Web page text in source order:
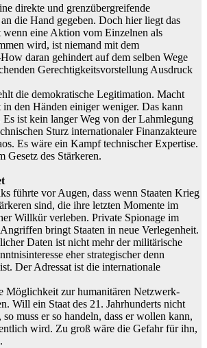
direkte und grenzübergreifende
die Hand gegeben. Doch hier liegt das
wenn eine Aktion vom Einzelnen als
wird, ist niemand mit dem
daran gehindert auf dem selben Wege
Gerechtigkeitsvorstellung Ausdruck
die demokratische Legitimation. Macht
in den Händen einiger weniger. Das kann
ist kein langer Weg von der Lahmlegung
Sturz internationaler Finanzakteure
Es wäre ein Kampf technischer Expertise.
Gesetz des Stärkeren.
führte vor Augen, dass wenn Staaten Krieg
sind, die ihre letzten Momente im
Willkür verleben. Private Spionage im
bringt Staaten in neue Verlegenheit.
Daten ist nicht mehr der militärische
eher strategischer denn
Der Adressat ist die internationale
Möglichkeit zur humanitären Netzwerk-
Will ein Staat des 21. Jahrhunderts nicht
muss er so handeln, dass er wollen kann,
wird. Zu groß wäre die Gefahr für ihn,